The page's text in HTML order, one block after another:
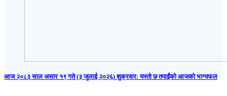
आज २०८३ साल असार १९ गते (३ जुलाई २०२६) शुक्रवार: यस्तो छ तपाईंको आजको भाग्यफल